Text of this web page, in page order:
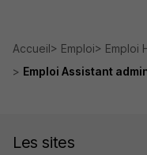
Accueil Emploi Emploi
Emploi Assistant
Les sites